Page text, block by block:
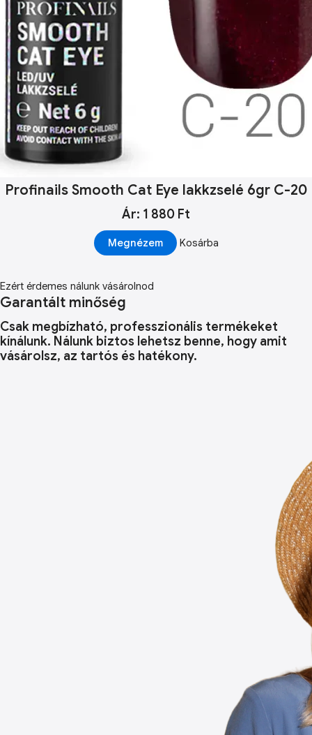
Profinails Smooth Cat Eye lakkzselé 6gr C-20
Ár: 1 880 Ft
Megnézem Kosárba
Ezért érdemes nálunk vásárolnod
Garantált minőség
Csak megbízható, professzionális termékeket
kínálunk. Nálunk biztos lehetsz benne, hogy amit
vásárolsz, az tartós és hatékony.